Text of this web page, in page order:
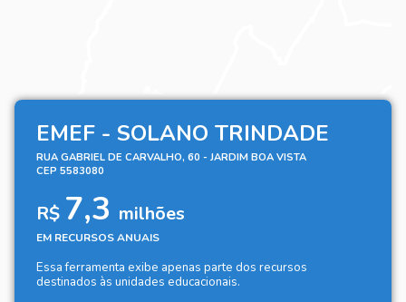
EMEF - SOLANO TRINDADE
RUA GABRIEL DE CARVALHO, 60 - JARDIM BOA VISTA
CEP 5583080
R$ 7,3 milhões
EM RECURSOS ANUAIS
Essa ferramenta exibe apenas parte dos recursos
destinados às unidades educacionais.